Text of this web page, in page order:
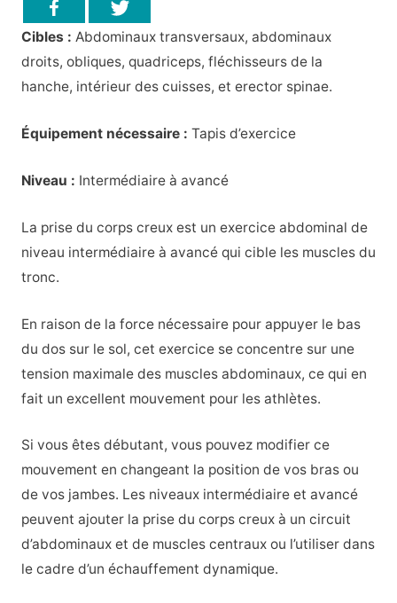
Cibles : Abdominaux transversaux, abdominaux
droits, obliques, quadriceps, fléchisseurs de la
hanche, intérieur des cuisses, et erector spinae.
Équipement nécessaire : Tapis d’exercice
Niveau : Intermédiaire à avancé
La prise du corps creux est un exercice abdominal de
niveau intermédiaire à avancé qui cible les muscles du
tronc.
En raison de la force nécessaire pour appuyer le bas
du dos sur le sol, cet exercice se concentre sur une
tension maximale des muscles abdominaux, ce qui en
fait un excellent mouvement pour les athlètes.
Si vous êtes débutant, vous pouvez modifier ce
mouvement en changeant la position de vos bras ou
de vos jambes. Les niveaux intermédiaire et avancé
peuvent ajouter la prise du corps creux à un circuit
d’abdominaux et de muscles centraux ou l’utiliser dans
le cadre d’un échauffement dynamique.